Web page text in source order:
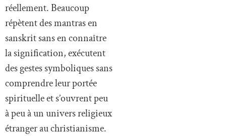
réellement. Beaucoup
répètent des mantras en
sanskrit sans en connaître
la signification, exécutent
des gestes symboliques sans
comprendre leur portée
spirituelle et s’ouvrent peu
à peu à un univers religieux
étranger au christianisme.